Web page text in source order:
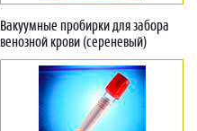
Вакуумные пробирки для забора
венозной крови (сереневый)